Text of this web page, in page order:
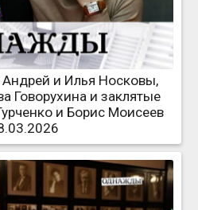
и Илья Носковы,
Говорухина и заклятые
и Борис Моисеев